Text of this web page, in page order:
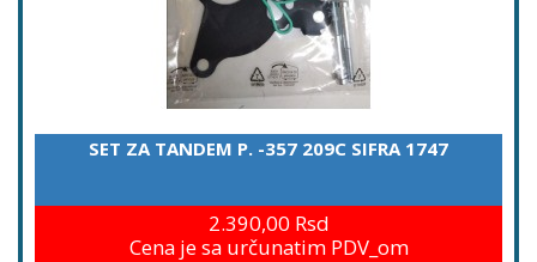
SET ZA TANDEM P. -357 209C SIFRA 1747
2.390,00 Rsd
Cena je sa určunatim PDV_om